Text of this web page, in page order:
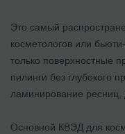
Это самый
косметологов или
только поверхностные
пилинги без глубокого
ламинирование
Основной КВЭД для